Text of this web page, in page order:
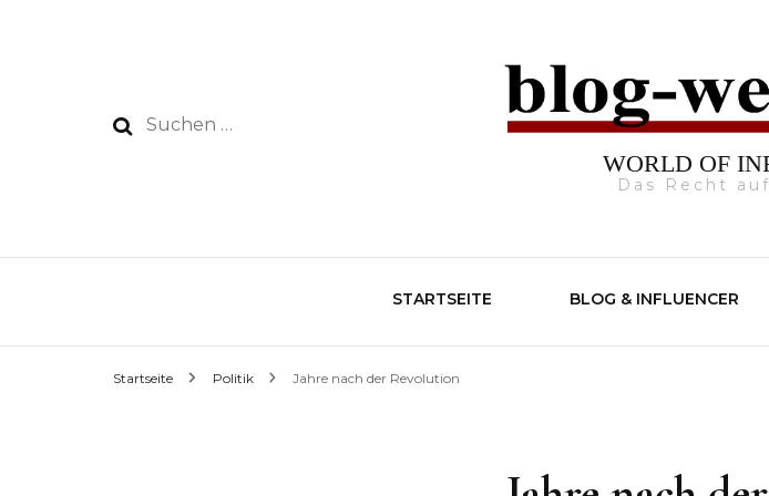
Suchen
WORLD OF
Das Recht
STARTSEITE BLOG & INFLUENCER
Startseite Politik Jahre nach der Revolution